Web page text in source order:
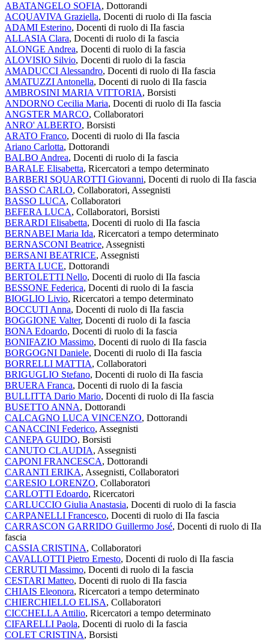
ABATANGELO SOFIA, Dottorandi
ACQUAVIVA Graziella, Docenti di ruolo di IIa fascia
ADAMI Esterino, Docenti di ruolo di IIa fascia
ALLASIA Clara, Docenti di ruolo di Ia fascia
ALONGE Andrea, Docenti di ruolo di Ia fascia
ALOVISIO Silvio, Docenti di ruolo di Ia fascia
AMADUCCI Alessandro, Docenti di ruolo di IIa fascia
AMATUZZI Antonella, Docenti di ruolo di IIa fascia
AMBROSINI MARIA VITTORIA, Borsisti
ANDORNO Cecilia Maria, Docenti di ruolo di IIa fascia
ANGSTER MARCO, Collaboratori
ANRO' ALBERTO, Borsisti
ARATO Franco, Docenti di ruolo di IIa fascia
Ariano Carlotta, Dottorandi
BALBO Andrea, Docenti di ruolo di Ia fascia
BARALE Elisabetta, Ricercatori a tempo determinato
BARBERI SQUAROTTI Giovanni, Docenti di ruolo di IIa fascia
BASSO CARLO, Collaboratori, Assegnisti
BASSO LUCA, Collaboratori
BEFERA LUCA, Collaboratori, Borsisti
BERARDI Elisabetta, Docenti di ruolo di IIa fascia
BERNABEI Maria Ida, Ricercatori a tempo determinato
BERNASCONI Beatrice, Assegnisti
BERSANI BEATRICE, Assegnisti
BERTA LUCE, Dottorandi
BERTOLETTI Nello, Docenti di ruolo di IIa fascia
BESSONE Federica, Docenti di ruolo di Ia fascia
BIOGLIO Livio, Ricercatori a tempo determinato
BOCCUTI Anna, Docenti di ruolo di IIa fascia
BOGGIONE Valter, Docenti di ruolo di Ia fascia
BONA Edoardo, Docenti di ruolo di Ia fascia
BONIFAZIO Massimo, Docenti di ruolo di IIa fascia
BORGOGNI Daniele, Docenti di ruolo di IIa fascia
BORRELLI MATTIA, Collaboratori
BRIGUGLIO Stefano, Docenti di ruolo di IIa fascia
BRUERA Franca, Docenti di ruolo di Ia fascia
BULLITTA Dario Mario, Docenti di ruolo di IIa fascia
BUSETTO ANNA, Dottorandi
CALCAGNO LUCA VINCENZO, Dottorandi
CANACCINI Federico, Assegnisti
CANEPA GUIDO, Borsisti
CANUTO CLAUDIA, Assegnisti
CAPONI FRANCESCA, Dottorandi
CARANTI ERIKA, Assegnisti, Collaboratori
CARESIO LORENZO, Collaboratori
CARLOTTI Edoardo, Ricercatori
CARLUCCIO Giulia Anastasia, Docenti di ruolo di Ia fascia
CARPANELLI Francesco, Docenti di ruolo di IIa fascia
CARRASCON GARRIDO Guillermo José, Docenti di ruolo di IIa
fascia
CASSIA CRISTINA, Collaboratori
CAVALLOTTI Pietro Ernesto, Docenti di ruolo di IIa fascia
CERRUTI Massimo, Docenti di ruolo di Ia fascia
CESTARI Matteo, Docenti di ruolo di IIa fascia
CHIAIS Eleonora, Ricercatori a tempo determinato
CHIERCHIELLO ELISA, Collaboratori
CICCHELLA Attilio, Ricercatori a tempo determinato
CIFARELLI Paola, Docenti di ruolo di Ia fascia
COLET CRISTINA, Borsisti